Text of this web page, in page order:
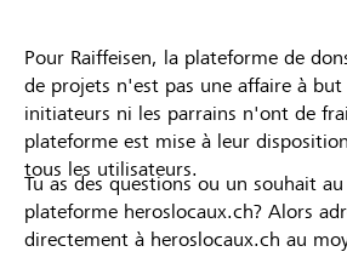
Pour Raiffeisen, la plateforme de
de projets n'est pas une affaire à
initiateurs ni les parrains n'ont de
plateforme est mise à leur
tous les utilisateurs.
Tu as des questions ou un souhait
plateforme heroslocaux.ch? Alors
directement à heroslocaux.ch au